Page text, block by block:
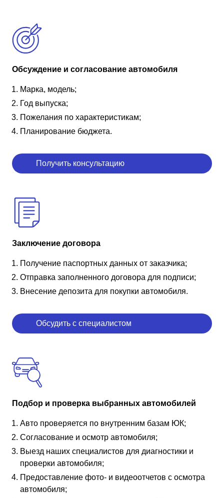
Обсуждение и согласование автомобиля
Марка, модель;
Год выпуска;
Пожелания по характеристикам;
Планирование бюджета.
Получить консультацию
Заключение договора
Получение паспортных данных от заказчика;
Отправка заполненного договора для подписи;
Внесение депозита для покупки автомобиля.
Обсудить с специалистом
Подбор и проверка выбранных автомобилей
Авто проверяется по внутренним базам ЮК;
Согласование и осмотр автомобиля;
Выезд наших специалистов для диагностики и
проверки автомобиля;
Предоставление фото- и видеоотчетов с осмотра
автомобиля;